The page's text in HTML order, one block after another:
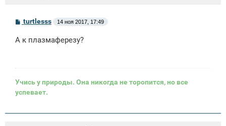
С
б
turtlesss 14 ноя 2017, 17:49
А к плазмаферезу?
Учись у природы. Она никогда не торопится, но все
успевает.